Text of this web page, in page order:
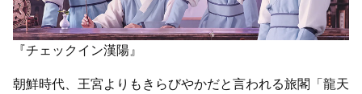
『チェックイン漢陽』
朝鮮時代、王宮よりもきらびやかだと言われる旅閣「龍天